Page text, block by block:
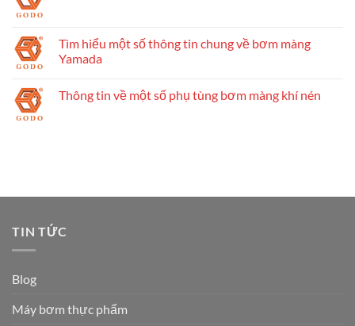
Tìm hiểu một số thông tin chung về bơm màng
Yamada
Thông tin về một số phụ tùng bơm màng khí nén
TIN TỨC
Blog
Máy bơm thực phẩm